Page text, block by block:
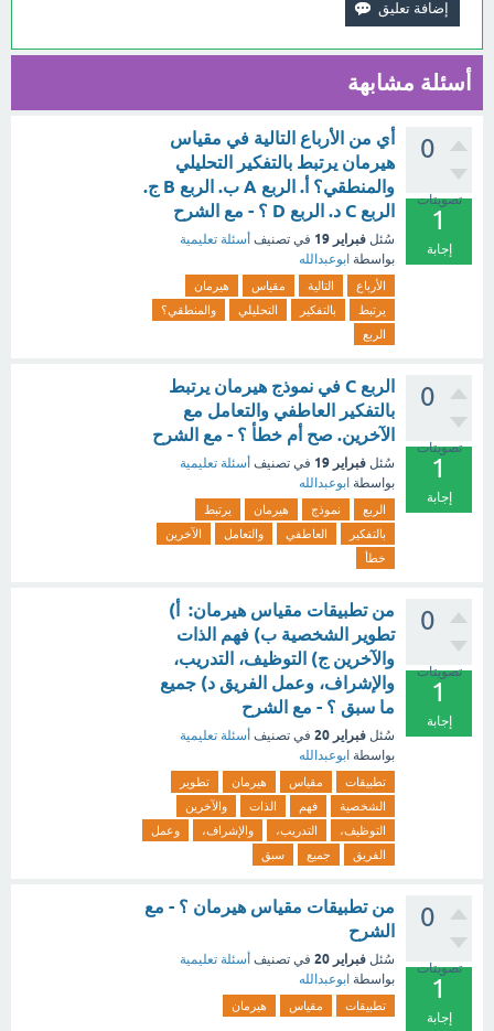
أسئلة مشابهة
0
تصويتات
1
إجابة
أي من الأرباع التالية في مقياس
هيرمان يرتبط بالتفكير التحليلي
والمنطقي؟ أ. الربع A ب. الربع B ج.
الربع C د. الربع D ؟ - مع الشرح
سُئل فبراير 19 في تصنيف أسئلة تعليمية
بواسطة ابوعبدالله
الأرباع التالية مقياس
هيرمان
يرتبط
بالتفكير التحليلي
والمنطقي؟
الربع
0
تصويتات
1
إجابة
الربع C في نموذج هيرمان يرتبط
بالتفكير العاطفي والتعامل مع
الآخرين. صح أم خطأ ؟ - مع الشرح
سُئل فبراير 19 في تصنيف أسئلة تعليمية
بواسطة ابوعبدالله
الربع نموذج هيرمان
يرتبط
بالتفكير
العاطفي والتعامل
الآخرين
خطأ
0
تصويتات
1
إجابة
من تطبيقات مقياس هيرمان: أ)
تطوير الشخصية ب) فهم الذات
والآخرين ج) التوظيف، التدريب،
والإشراف، وعمل الفريق د) جميع
ما سبق ؟ - مع الشرح
سُئل فبراير 20 في تصنيف أسئلة تعليمية
بواسطة ابوعبدالله
تطبيقات مقياس هيرمان
تطوير
الشخصية
فهم الذات
والآخرين
التوظيف،
التدريب، والإشراف،
وعمل
الفريق
جميع سبق
0
تصويتات
1
إجابة
من تطبيقات مقياس هيرمان ؟ - مع
الشرح
سُئل فبراير 20 في تصنيف أسئلة تعليمية
بواسطة ابوعبدالله
تطبيقات مقياس هيرمان